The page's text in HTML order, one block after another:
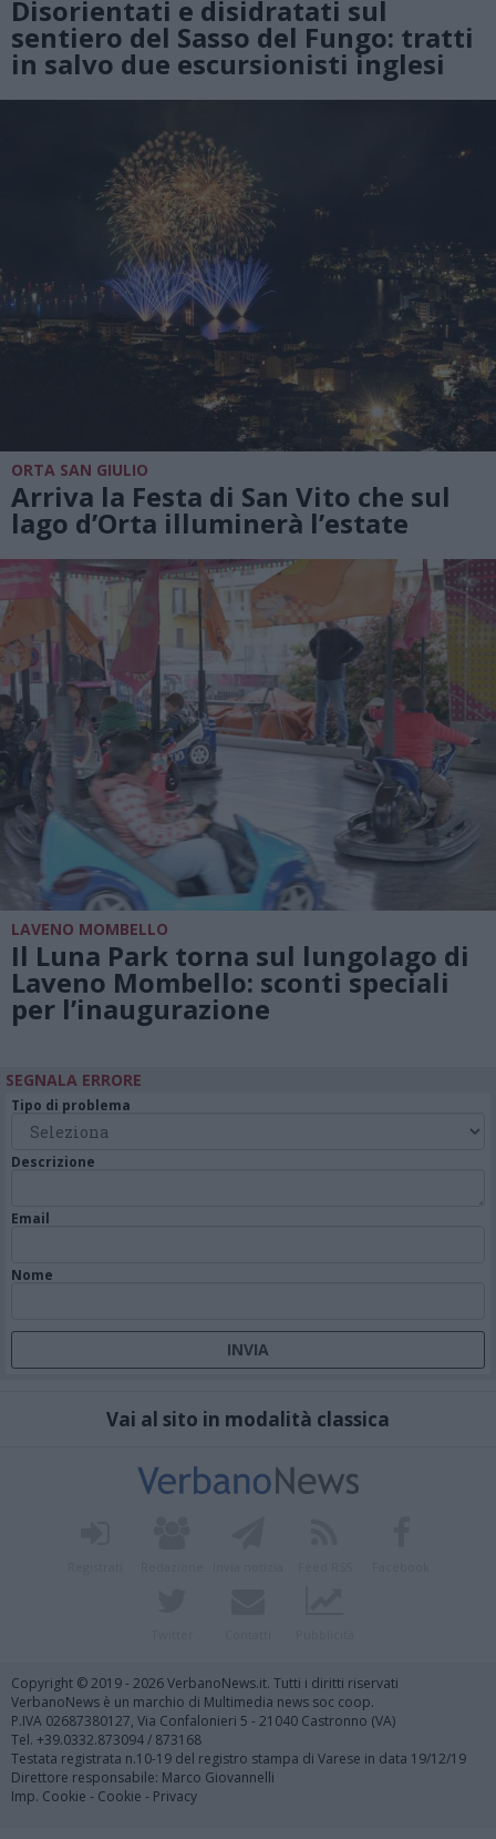
Disorientati e disidratati sul
sentiero del Sasso del Fungo: tratti
in salvo due escursionisti inglesi
ORTA SAN GIULIO
Arriva la Festa di San Vito che sul
lago d’Orta illuminerà l’estate
LAVENO MOMBELLO
Il Luna Park torna sul lungolago di
Laveno Mombello: sconti speciali
per l’inaugurazione
SEGNALA ERRORE
Tipo di problema
Descrizione
Email
Nome
Vai al sito in modalità classica
Copyright © 2019 - 2026 VerbanoNews.it. Tutti i diritti riservati
VerbanoNews è un marchio di Multimedia news soc coop.
P.IVA 02687380127, Via Confalonieri 5 - 21040 Castronno (VA)
Tel. +39.0332.873094 / 873168
Testata registrata n.10-19 del registro stampa di Varese in data 19/12/19
Direttore responsabile: Marco Giovannelli
Imp. Cookie - Cookie - Privacy